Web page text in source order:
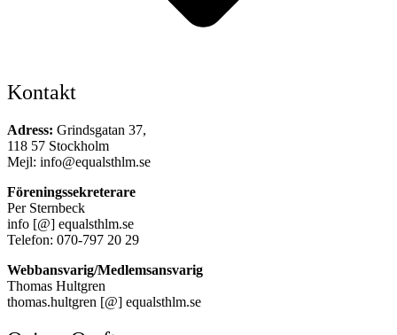
Kontakt
Adress: Grindsgatan 37,
118 57 Stockholm
Mejl: info@equalsthlm.se
Föreningssekreterare
Per Sternbeck
info [@] equalsthlm.se
Telefon: 070-797 20 29
Webbansvarig/Medlemsansvarig
Thomas Hultgren
thomas.hultgren [@] equalsthlm.se